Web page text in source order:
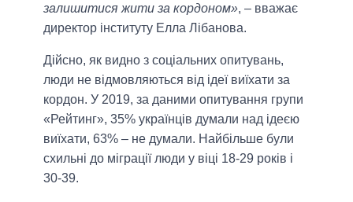
залишитися жити за кордоном», – вважає
директор інституту Елла Лібанова.
Дійсно, як видно з соціальних опитувань,
люди не відмовляються від ідеї виїхати за
кордон. У 2019, за даними опитування групи
«Рейтинг», 35% українців думали над ідеєю
виїхати, 63% – не думали. Найбільше були
схильні до міграції люди у віці 18-29 років і
30-39.